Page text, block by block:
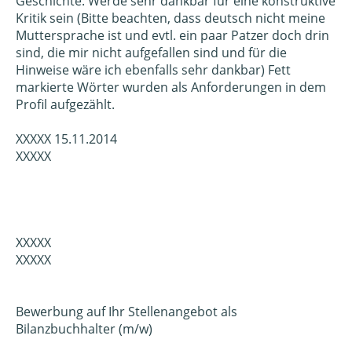
Kritik sein (Bitte beachten, dass deutsch nicht meine
Muttersprache ist und evtl. ein paar Patzer doch drin
sind, die mir nicht aufgefallen sind und für die
Hinweise wäre ich ebenfalls sehr dankbar) Fett
markierte Wörter wurden als Anforderungen in dem
Profil aufgezählt.
XXXXX 15.11.2014
XXXXX
XXXXX
XXXXX
Bewerbung auf Ihr Stellenangebot als
Bilanzbuchhalter (m/w)